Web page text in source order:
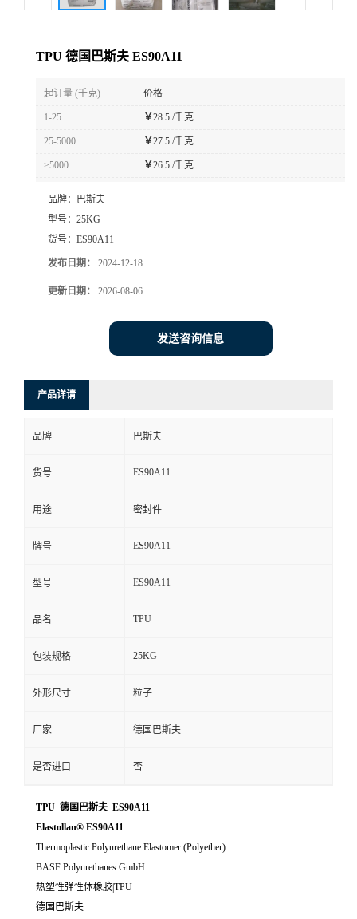
TPU 德国巴斯夫 ES90A11
起订量 (千克) 价格
1-25 ￥28.5 /千克
25-5000 ￥27.5 /千克
≥5000 ￥26.5 /千克
品牌：
巴斯夫
型号： 25KG
货号： ES90A11
发布日期： 2024-12-18
更新日期： 2026-08-06
发送咨询信息
产品详请
品牌 巴斯夫
货号 ES90A11
用途 密封件
牌号 ES90A11
型号 ES90A11
品名 TPU
包装规格 25KG
外形尺寸 粒子
厂家 德国巴斯夫
是否进口 否
TPU 德国巴斯夫 ES90A11
Elastollan® ES90A11
Thermoplastic Polyurethane Elastomer (Polyether)
BASF Polyurethanes GmbH
热塑性弹性体橡胶|TPU
德国巴斯夫